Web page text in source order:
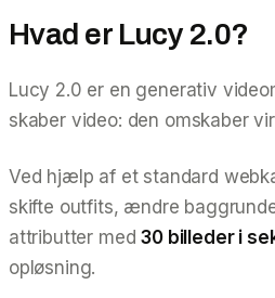
Hvad er Lucy 2.0?
Lucy 2.0 er en generativ
skaber video: den omskaber
Ved hjælp af et standard
skifte outfits, ændre
attributter med30 billeder i
opløsning.